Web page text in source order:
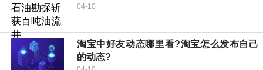
04-10
淘宝中好友动态哪里看?淘宝怎么发布自己
的动态?